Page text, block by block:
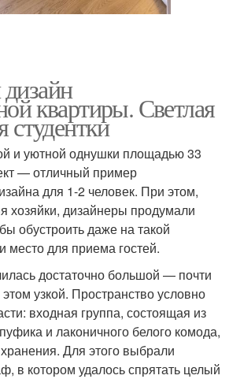
квартиры. Светлая
студентки
и уютной однушки площадью 33
— отличный пример
для 1-2 человек. При этом,
хозяйки, дизайнеры продумали
обустроить даже на такой
для приема гостей.
достаточно большой — почти
узкой. Пространство условно
входная группа, состоящая из
и лаконичного белого комода,
Для этого выбрали
в котором удалось спрятать целый